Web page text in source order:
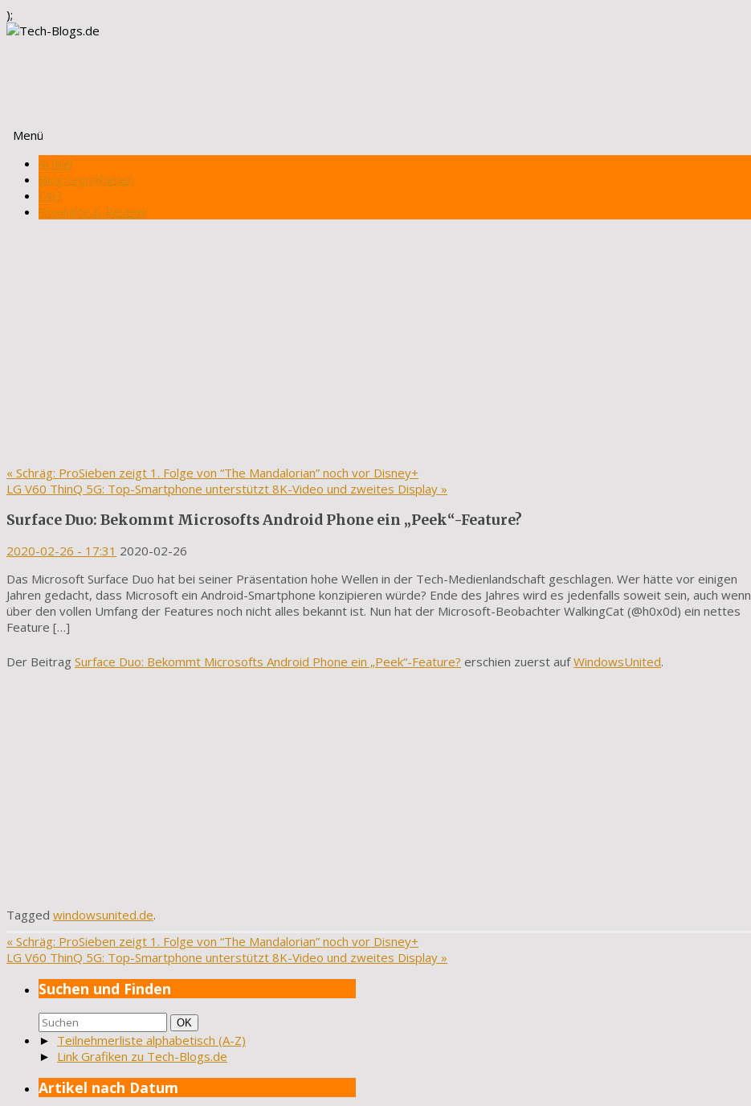
);
Menü
Zum
Inhalt
springen
Artikel
Blog registrieren
FAQ
Produkte & Review
« Schräg: ProSieben zeigt 1. Folge von “The Mandalorian” noch vor Disney+
LG V60 ThinQ 5G: Top-Smartphone unterstützt 8K-Video und zweites Display »
Surface Duo: Bekommt Microsofts Android Phone ein „Peek“-Feature?
2020-02-26 - 17:31 2020-02-26
Das Microsoft Surface Duo hat bei seiner Präsentation hohe Wellen in der Tech-Medienlandschaft geschlagen. Wer hätte vor einigen
Jahren gedacht, dass Microsoft ein Android-Smartphone konzipieren würde? Ende des Jahres wird es jedenfalls soweit sein, auch wenn
über den vollen Umfang der Features noch nicht alles bekannt ist. Nun hat der Microsoft-Beobachter WalkingCat (@h0x0d) ein nettes
Feature […]
Der Beitrag Surface Duo: Bekommt Microsofts Android Phone ein „Peek“-Feature? erschien zuerst aufWindowsUnited.
Tagged windowsunited.de.
« Schräg: ProSieben zeigt 1. Folge von “The Mandalorian” noch vor Disney+
LG V60 ThinQ 5G: Top-Smartphone unterstützt 8K-Video und zweites Display »
Suchen und Finden
Suchen
nach:
Suchen
OK
► Teilnehmerliste alphabetisch (A-Z)
► Link Grafiken zu Tech-Blogs.de
Artikel nach Datum